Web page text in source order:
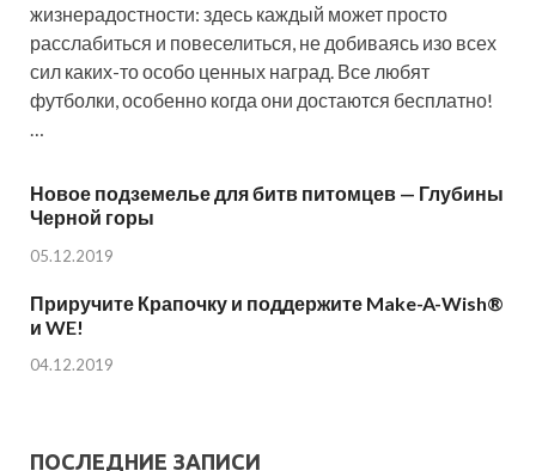
жизнерадостности: здесь каждый может просто
расслабиться и повеселиться, не добиваясь изо всех
сил каких-то особо ценных наград. Все любят
футболки, особенно когда они достаются бесплатно!
…
Новое подземелье для битв питомцев — Глубины
Черной горы
05.12.2019
Приручите Крапочку и поддержите Make-A-Wish®
и WE!
04.12.2019
ПОСЛЕДНИЕ ЗАПИСИ